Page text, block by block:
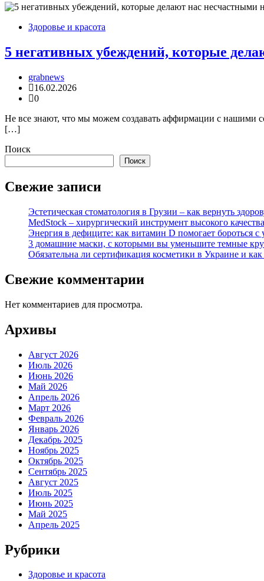
Здоровье и красота
5 негативных убеждений, которые
grabnews
16.02.2026
0
Не все знают, что мы можем создавать аффирмации с нашими
[…]
Поиск
Поиск
Свежие записи
Эстетическая стоматология в Грузии – как вернуть
MedStock – хирургический инструмент высокого качества
Энергия в дефиците: как витамин D помогает бороться с
3 домашние маски, с которыми вы уменьшите темные
Обязательна ли сертификация косметики в Украине и
Свежие комментарии
Нет комментариев для просмотра.
Архивы
Август 2026
Июль 2026
Июнь 2026
Май 2026
Апрель 2026
Март 2026
Февраль 2026
Январь 2026
Декабрь 2025
Ноябрь 2025
Октябрь 2025
Сентябрь 2025
Август 2025
Июль 2025
Июнь 2025
Май 2025
Апрель 2025
Рубрики
Здоровье и красота